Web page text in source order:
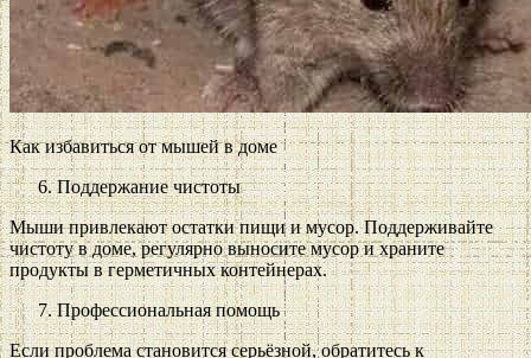
Как избавиться от мышей в доме
Поддержание чистоты
Мыши привлекают остатки пищи и мусор. Поддерживайте
чистоту в доме, регулярно выносите мусор и храните
продукты в герметичных контейнерах.
Профессиональная помощь
Если проблема становится серьёзной, обратитесь к